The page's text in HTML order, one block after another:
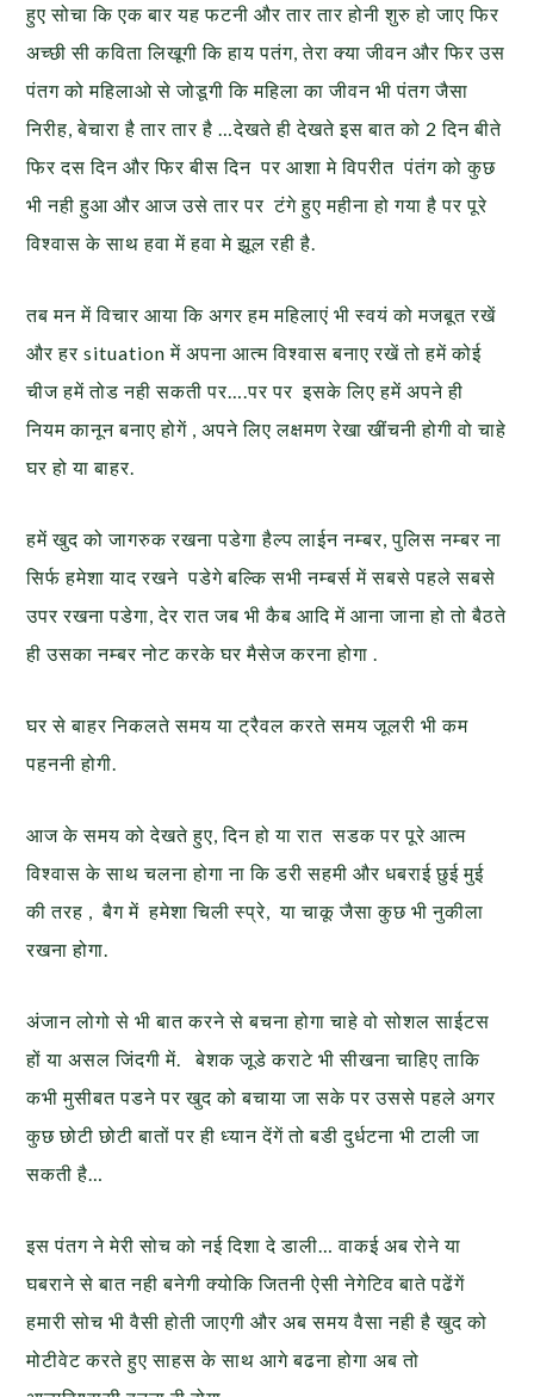
हुए सोचा कि एक बार यह फटनी और तार तार होनी शुरु हो जाए फिर
अच्छी सी कविता लिखूगी कि हाय पतंग, तेरा क्या जीवन और फिर उस
पंतग को महिलाओ से जोडूगी कि महिला का जीवन भी पंतग जैसा
निरीह, बेचारा है तार तार है …देखते ही देखते इस बात को 2 दिन बीते
फिर दस दिन और फिर बीस दिन पर आशा मे विपरीत पंतंग को कुछ
भी नही हुआ और आज उसे तार पर टंगे हुए महीना हो गया है पर पूरे
विश्वास के साथ हवा में हवा मे झूल रही है.
तब मन में विचार आया कि अगर हम महिलाएं भी स्वयं को मजबूत रखें
और हर situation में अपना आत्म विश्वास बनाए रखें तो हमें कोई
चीज हमें तोड नही सकती पर….पर पर इसके लिए हमें अपने ही
नियम कानून बनाए होगें , अपने लिए लक्षमण रेखा खींचनी होगी वो चाहे
घर हो या बाहर.
हमें खुद को जागरुक रखना पडेगा हैल्प लाईन नम्बर, पुलिस नम्बर ना
सिर्फ हमेशा याद रखने पडेगे बल्कि सभी नम्बर्स में सबसे पहले सबसे
उपर रखना पडेगा, देर रात जब भी कैब आदि में आना जाना हो तो बैठते
ही उसका नम्बर नोट करके घर मैसेज करना होगा .
घर से बाहर निकलते समय या ट्रैवल करते समय जूलरी भी कम
पहननी होगी.
आज के समय को देखते हुए, दिन हो या रात सडक पर पूरे आत्म
विश्वास के साथ चलना होगा ना कि डरी सहमी और धबराई छुई मुई
की तरह , बैग में हमेशा चिली स्प्रे, या चाकू जैसा कुछ भी नुकीला
रखना होगा.
अंजान लोगो से भी बात करने से बचना होगा चाहे वो सोशल साईटस
हों या असल जिंदगी में. बेशक जूडे कराटे भी सीखना चाहिए ताकि
कभी मुसीबत पडने पर खुद को बचाया जा सके पर उससे पहले अगर
कुछ छोटी छोटी बातों पर ही ध्यान देंगें तो बडी दुर्धटना भी टाली जा
सकती है…
इस पंतग ने मेरी सोच को नई दिशा दे डाली… वाकई अब रोने या
घबराने से बात नही बनेगी क्योकि जितनी ऐसी नेगेटिव बाते पढेंगें
हमारी सोच भी वैसी होती जाएगी और अब समय वैसा नही है खुद को
मोटीवेट करते हुए साहस के साथ आगे बढना होगा अब तो